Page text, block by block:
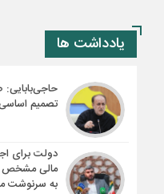
یادداشت ها
تصمیم
دولت برای
مالی مشخص
به سرنوشت